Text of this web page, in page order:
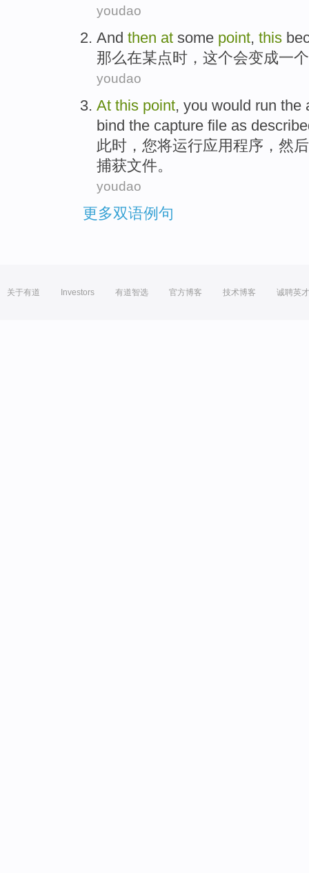
youdao
And then at some point, this
那么在某点时 ， 这个会变成一个
youdao
At this point, you would run the
bind the capture file as
此时 ， 您将运行应用程序 ， 然后
捕获文件。
youdao
更多双语例句
关于有道 Investors 有道智选 官方博客 技术博客 诚聘英才